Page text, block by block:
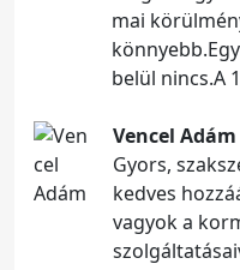
mai
belül nincs.A
Vencel Adám
Gyors,
kedves
vagyok a